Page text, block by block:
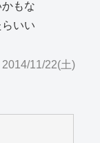
もな
いい
11/22(土)